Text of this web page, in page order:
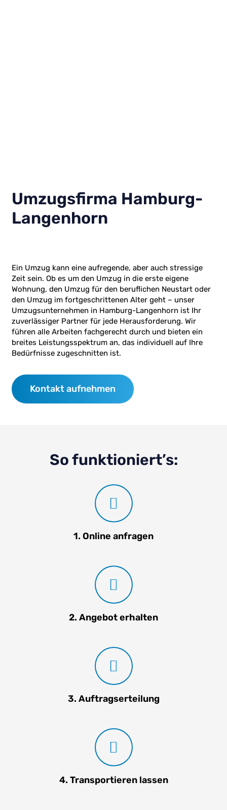
Umzugsfirma Hamburg-
Langenhorn
Ein Umzug kann eine aufregende, aber auch stressige
Zeit sein. Ob es um den Umzug in die erste eigene
Wohnung, den Umzug für den beruflichen Neustart oder
den Umzug im fortgeschrittenen Alter geht – unser
Umzugsunternehmen in Hamburg-Langenhorn ist Ihr
zuverlässiger Partner für jede Herausforderung. Wir
führen alle Arbeiten fachgerecht durch und bieten ein
breites Leistungsspektrum an, das individuell auf Ihre
Bedürfnisse zugeschnitten ist.
Kontakt aufnehmen
So funktioniert’s:
1. Online anfragen
2. Angebot erhalten
3. Auftragserteilung
4. Transportieren lassen